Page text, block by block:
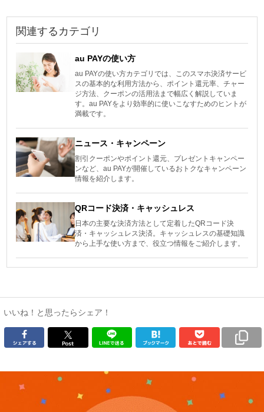
関連するカテゴリ
au PAYの使い方
au PAYの使い方カテゴリでは、このスマホ決済サービ
スの基本的な利用方法から、ポイント還元率、チャー
ジ方法、クーポンの活用法まで幅広く解説していま
す。au PAYをより効率的に使いこなすためのヒントが
満載です。
ニュース・キャンペーン
割引クーポンやポイント還元、プレゼントキャンペー
ンなど、au PAYが開催しているおトクなキャンペーン
情報を紹介します。
QRコード決済・キャッシュレス
日本の主要な決済方法として定着したQRコード決
済・キャッシュレス決済。キャッシュレスの基礎知識
から上手な使い方まで、役立つ情報をご紹介します。
いいね！と思ったらシェア！